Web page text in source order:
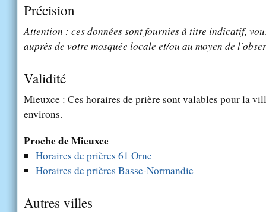
Précision
Attention : ces données sont fournies à titre indicatif,
auprès de votre mosquée locale et/ou au moyen de
Validité
Mieuxce : Ces horaires de prière sont valables pour la
environs.
Proche de Mieuxce
Horaires de prières 61 Orne
Horaires de prières Basse-Normandie
Autres villes